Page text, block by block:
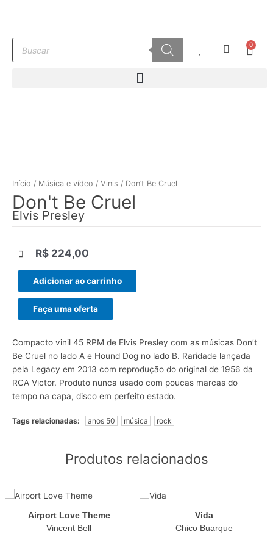
conteúdo
Pesquisar
produtos
0
Início / Música e vídeo / Vinis / Don’t Be Cruel
Don't Be Cruel
Elvis Presley
R$ 224,00
Adicionar ao carrinho
Faça uma oferta
Compacto vinil 45 RPM de Elvis Presley com as músicas Don’t
Be Cruel no lado A e Hound Dog no lado B. Raridade lançada
pela Legacy em 2013 com reprodução do original de 1956 da
RCA Victor. Produto nunca usado com poucas marcas do
tempo na capa, disco em perfeito estado.
Tags relacionadas: anos 50 música rock
Produtos relacionados
Airport Love Theme
Vincent Bell
Vida
Chico Buarque